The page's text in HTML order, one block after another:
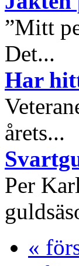
”Mitt
Det...
Har
årets...
Per
«